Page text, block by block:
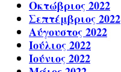
Οκτώβριος 2022
Σεπτέμβριος 2022
Αύγουστος 2022
Ιούλιος 2022
Ιούνιος 2022